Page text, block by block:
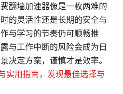
翻墙加速器像是一枚两难的
的灵活性还是长期的安全与
与学习的节奏仍可顺畅推
与工作中断的风险会成为日
决定方案，谨慎才是效率。
实用指南，发现最佳选择与